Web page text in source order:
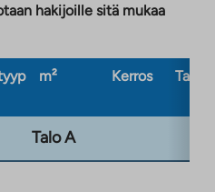
hakijoille sitä mukaa
m² Kerros
Talo A